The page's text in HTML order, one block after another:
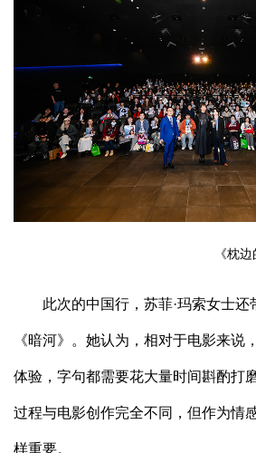
《枕
此次的中国行，苏菲·玛索女士还
《暗河》。她认为，相对于电影来说
体验，字句都需要花大量时间斟酌打
过程与电影创作完全不同，但作为情
样重要。